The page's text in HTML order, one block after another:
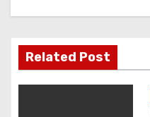
i
ó
Related Post